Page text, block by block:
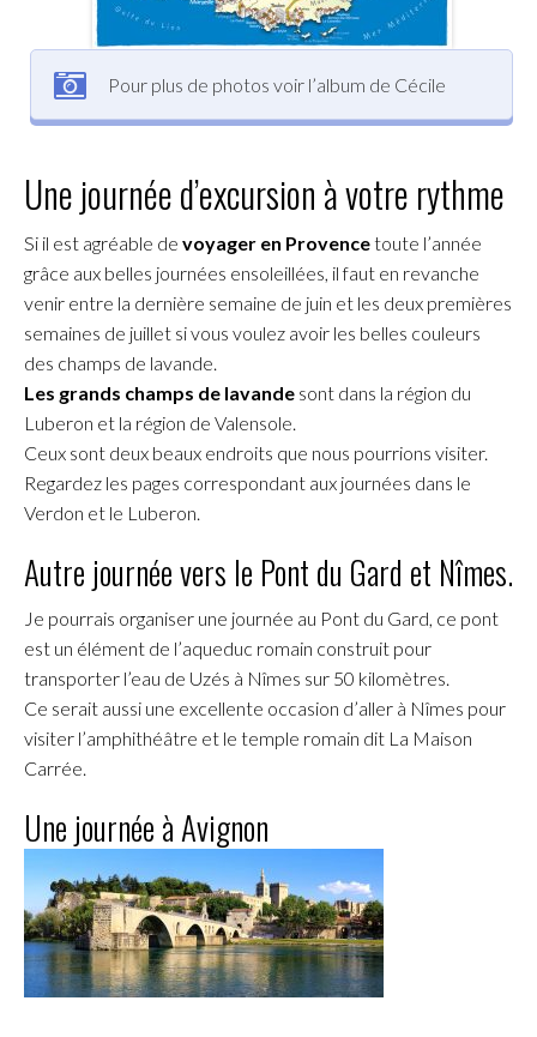
Pour plus de photos voir l’album de Cécile
Une journée d’excursion à votre rythme
Si il est agréable de voyager en Provencetoute l’année
grâce aux belles journées ensoleillées, il faut en revanche
venir entre la dernière semaine de juin et les deux premières
semaines de juillet si vous voulez avoir les belles couleurs
des champs de lavande.
Les grands champs de lavande sont dans la région du
Luberon et la région de Valensole.
Ceux sont deux beaux endroits que nous pourrions visiter.
Regardez les pages correspondant aux journées dans le
Verdon et le Luberon.
Autre journée vers le Pont du Gard et Nîmes.
Je pourrais organiser une journée au Pont du Gard, ce pont
est un élément de l’aqueduc romain construit pour
transporter l’eau de Uzés à Nîmes sur 50 kilomètres.
Ce serait aussi une excellente occasion d’aller à Nîmes pour
visiter l’amphithéâtre et le temple romain dit La Maison
Carrée.
Une journée à Avignon